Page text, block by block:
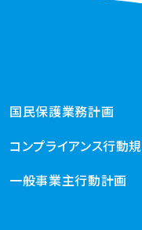
国民保護業務計画
コンプライアンス行動
一般事業主行動計画